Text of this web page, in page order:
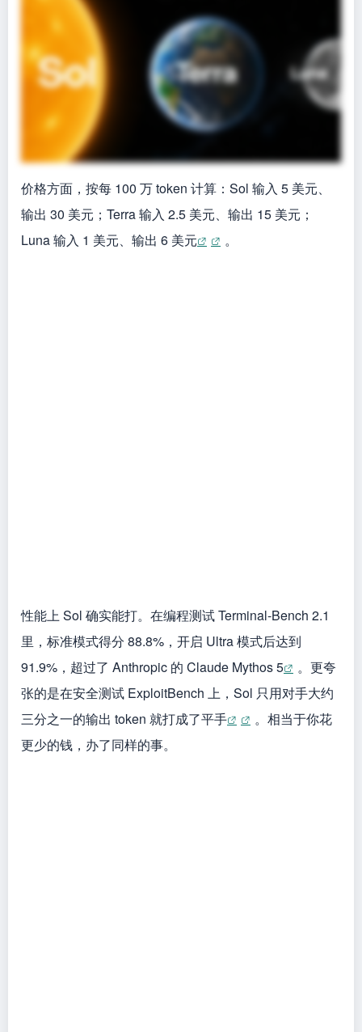
价格方面，按每 100 万 token 计算：Sol 输入 5 美元、
输出 30 美元；Terra 输入 2.5 美元、输出 15 美元；
Luna 输入 1 美元、输出 6 美元
。